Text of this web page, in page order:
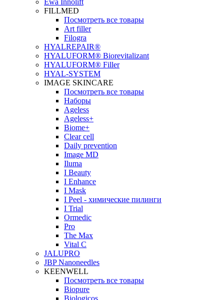
Ewa Innolift
FILLMED
Посмотреть все товары
Art filler
Filogra
НYALREPAIR®
HYALUFORM® Biorevitalizant
HYALUFORM® Filler
HYAL-SYSTEM
IMAGE SKINCARE
Посмотреть все товары
Наборы
Ageless
Ageless+
Biome+
Clear cell
Daily prevention
Image MD
Iluma
I Beauty
I Enhance
I Mask
I Peel - химические пилинги
I Trial
Ormedic
Pro
The Max
Vital C
JALUPRO
JBP Nanoneedles
KEENWELL
Посмотреть все товары
Biopure
Biologicos